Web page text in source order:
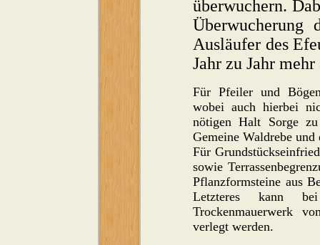
überwuchern.
Überwucherung
Ausläufer des
Jahr zu Jahr mehr
Für Pfeiler und
wobei auch hierbei
nötigen Halt Sorge
Gemeine Waldrebe
Für
sowie
Pflanzformsteine aus
Letzteres kann
Trockenmauerwerk
verlegt werden.